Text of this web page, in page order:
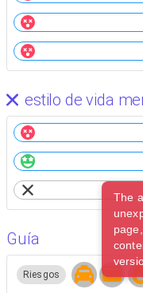
estilo de vida
Guía
Riesgos
The